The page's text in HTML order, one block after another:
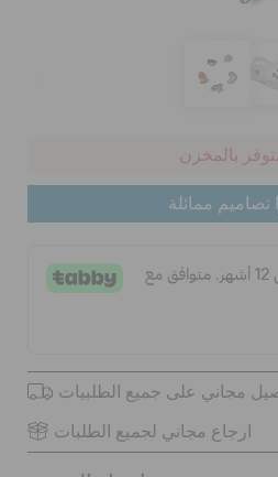
بالمخزن
تصاميم ممائلة
ارجاع مجاني لجميع الطلبات